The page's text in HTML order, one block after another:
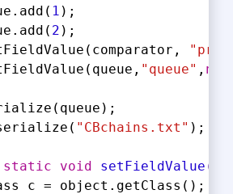
1 );
2 );
"queue" , new
"CBchains.txt" );
static void setFieldValue
object.getClass();